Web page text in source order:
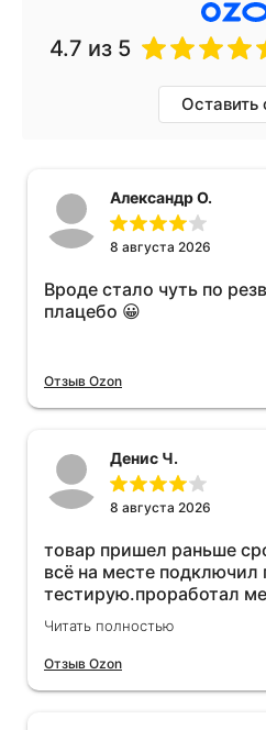
4.7 из 5
Оставить
Александр О.
8 августа 2026
Вроде стало чуть по
плацебо 😀
Отзыв Ozon
Денис Ч.
8 августа 2026
товар пришел раньше
всё на месте подключил
тестирую.проработал
работать прибавился
жаль деньги на ветер
Читать полностью
Отзыв Ozon